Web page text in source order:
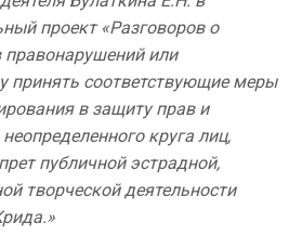
проект «Разговоров о
или
принять соответствующие меры
в защиту прав и
круга лиц,
публичной эстрадной,
творческой деятельности